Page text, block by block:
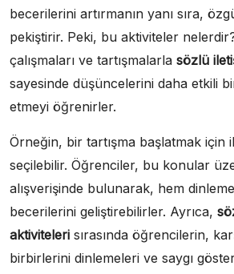
becerilerini artırmanın yanı sıra,
pekiştirir. Peki, bu aktiviteler
çalışmaları ve tartışmalarla sözlü
sayesinde düşüncelerini daha etkili
etmeyi öğrenirler.
Örneğin, bir tartışma başlatmak için
seçilebilir. Öğrenciler, bu konular
alışverişinde bulunarak, hem
becerilerini geliştirebilirler. Ayrıca,
aktiviteleri sırasında öğrencilerin,
birbirlerini dinlemeleri ve saygı